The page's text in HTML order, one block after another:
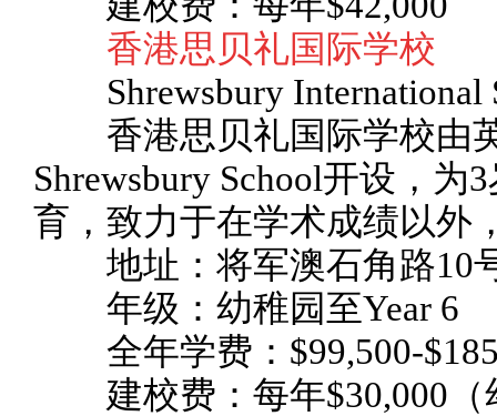
香港思贝礼国际学校
Shrewsbury International
香港思贝礼国际学校由
Shrewsbury School开设，
育，致力于在学术成绩以外
地址：将军澳石角路10
年级：幼稚园至Year 6
全年学费：$99,500-
建校费：每年$30,000（